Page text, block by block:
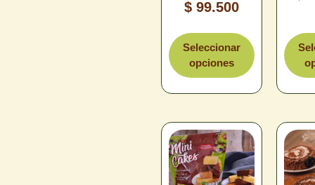
$99.500
Tamaño
Seleccionar
opciones